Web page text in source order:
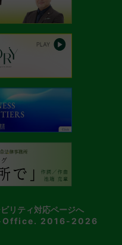
リティ対応ページへ
2016-2026